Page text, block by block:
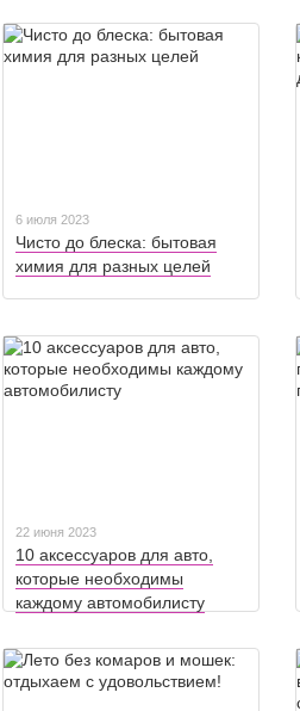
6 июля 2023
Чисто до блеска: бытовая
химия для разных целей
22 июня 2023
10 аксессуаров для авто,
которые необходимы
каждому автомобилисту